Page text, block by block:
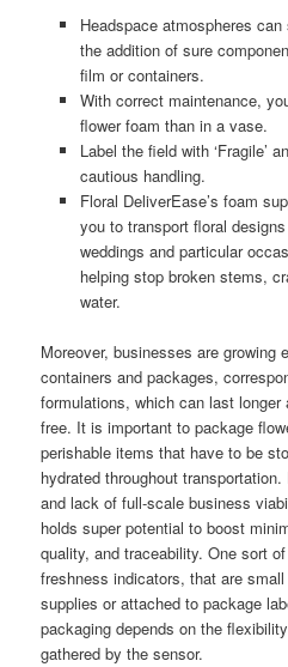
Headspace atmospheres
the addition of sure
film or containers.
With correct maintenance,
flower foam than in a vase.
Label the field with ‘Fragile’
cautious handling.
Floral DeliverEase’s foam
you to transport floral
weddings and particular
helping stop broken stems,
water.
Moreover, businesses are growing
containers and packages,
formulations, which can last
free. It is important to package
perishable items that have to be
hydrated throughout
and lack of full-scale business
holds super potential to boost
quality, and traceability. One sort
freshness indicators, that are
supplies or attached to package
packaging depends on the
gathered by the sensor.